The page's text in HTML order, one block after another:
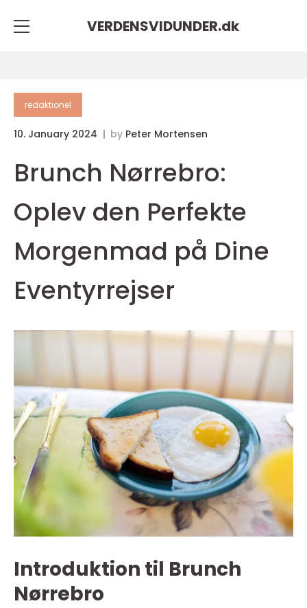
VERDENSVIDUNDER.dk
redaktionel
10. January 2024 by Peter Mortensen
Brunch Nørrebro:
Oplev den Perfekte
Morgenmad på Dine
Eventyrrejser
Introduktion til Brunch
Nørrebro